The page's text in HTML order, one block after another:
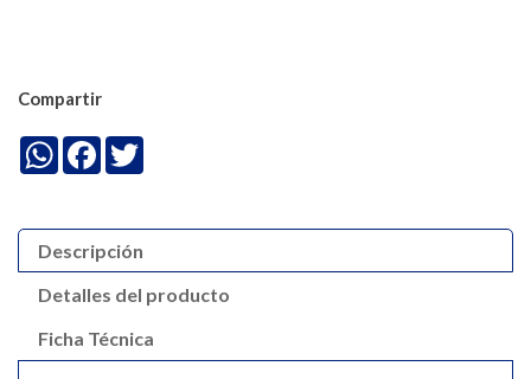
Compartir
WhatsApp
Facebook
Descripción
Detalles del producto
Ficha Técnica